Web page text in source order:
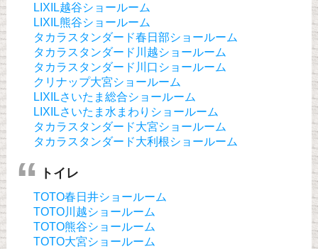
LIXIL越谷ショールーム
LIXIL熊谷ショールーム
タカラスタンダード春日部ショールーム
タカラスタンダード川越ショールーム
タカラスタンダード川口ショールーム
クリナップ大宮ショールーム
LIXILさいたま総合ショールーム
LIXILさいたま水まわりショールーム
タカラスタンダード大宮ショールーム
タカラスタンダード大利根ショールーム
トイレ
TOTO春日井ショールーム
TOTO川越ショールーム
TOTO熊谷ショールーム
TOTO大宮ショールーム